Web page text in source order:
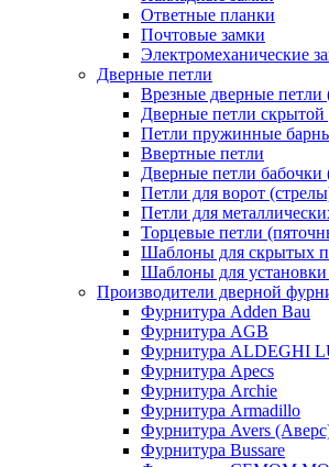
Ответные планки
Почтовые замки
Электромеханические
Дверные петли
Врезные дверные петли
Дверные петли скрытой
Петли пружинные
Ввертные петли
Дверные петли бабочки
Петли для ворот
Петли для
Торцевые петли
Шаблоны для скрытых
Шаблоны для установки
Производители дверной
Фурнитура Adden Bau
Фурнитура AGB
Фурнитура ALDEGHI
Фурнитура Apecs
Фурнитура Archie
Фурнитура Armadillo
Фурнитура Avers
Фурнитура Bussare